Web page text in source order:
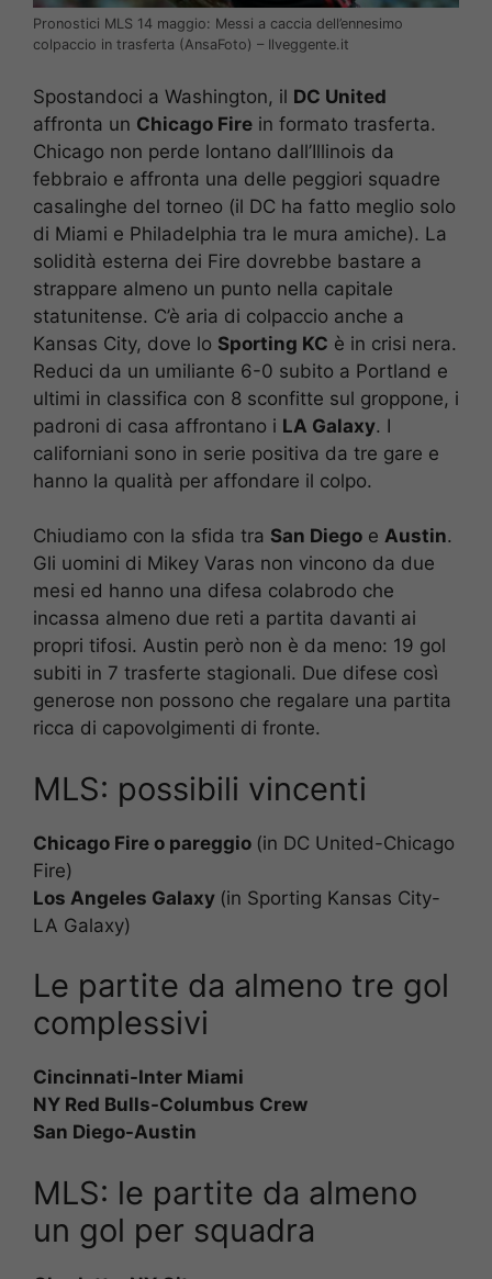
Pronostici MLS 14 maggio: Messi a caccia dell’ennesimo
colpaccio in trasferta (AnsaFoto) – Ilveggente.it
Spostandoci a Washington, il DC United
affronta un Chicago Fire in formato trasferta.
Chicago non perde lontano dall’Illinois da
febbraio e affronta una delle peggiori squadre
casalinghe del torneo (il DC ha fatto meglio solo
di Miami e Philadelphia tra le mura amiche). La
solidità esterna dei Fire dovrebbe bastare a
strappare almeno un punto nella capitale
statunitense. C’è aria di colpaccio anche a
Kansas City, dove lo Sporting KC è in crisi nera.
Reduci da un umiliante 6-0 subito a Portland e
ultimi in classifica con 8 sconfitte sul groppone, i
padroni di casa affrontano i LA Galaxy. I
californiani sono in serie positiva da tre gare e
hanno la qualità per affondare il colpo.
Chiudiamo con la sfida tra San Diego e Austin.
Gli uomini di Mikey Varas non vincono da due
mesi ed hanno una difesa colabrodo che
incassa almeno due reti a partita davanti ai
propri tifosi. Austin però non è da meno: 19 gol
subiti in 7 trasferte stagionali. Due difese così
generose non possono che regalare una partita
ricca di capovolgimenti di fronte.
MLS: possibili vincenti
Chicago Fire o pareggio (in DC United-Chicago
Fire)
Los Angeles Galaxy (in Sporting Kansas City-
LA Galaxy)
Le partite da almeno tre gol
complessivi
Cincinnati-Inter Miami
NY Red Bulls-Columbus Crew
San Diego-Austin
MLS: le partite da almeno
un gol per squadra